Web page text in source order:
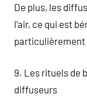
De plus, les
l’air, ce qui est
particulièrement
9. Les rituels de
diffuseurs